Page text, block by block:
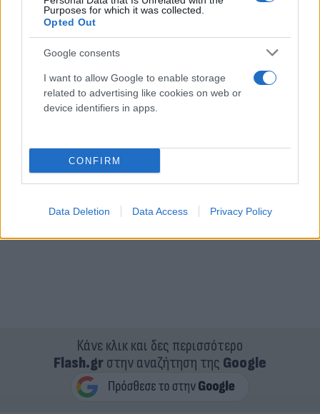
Purposes for which it was collected.
Opted Out
Google consents
I want to allow Google to enable storage
related to advertising like cookies on web or
device identifiers in apps.
CONFIRM
Data Deletion Data Access Privacy Policy
Κάνε κλικ και δες περισσότερο
Flash.grστην αναζήτηση της Google